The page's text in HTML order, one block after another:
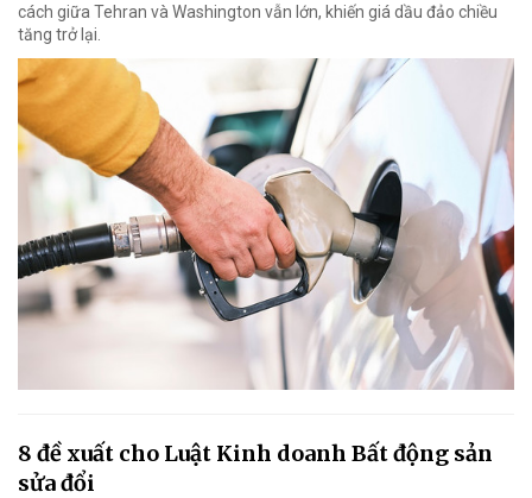
cách giữa Tehran và Washington vẫn lớn, khiến giá dầu đảo chiều
tăng trở lại.
8 đề xuất cho Luật Kinh doanh Bất động sản
sửa đổi